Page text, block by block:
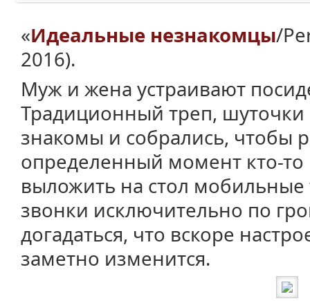
«Идеальные незнакомцы/
2016).
Муж и жена устраивают
Традиционный треп, шуточки
знакомы и собрались, чтобы
определенный момент кто-то
выложить на стол
звонки исключительно по
догадаться, что вскоре
заметно изменится.